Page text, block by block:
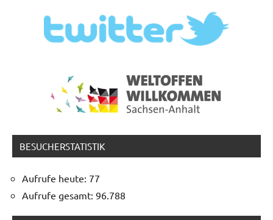
BESUCHERSTATISTIK
Aufrufe heute: 77
Aufrufe gesamt: 96.788